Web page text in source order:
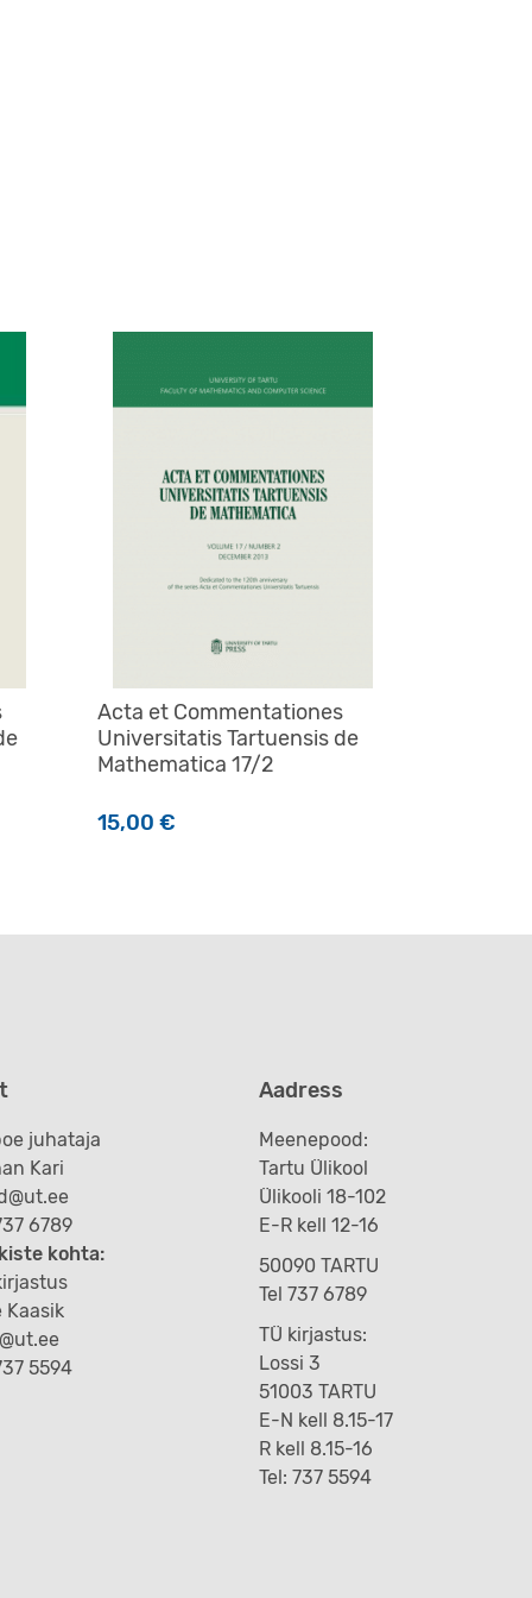
Acta et Commentationes
Universitatis Tartuensis de
Mathematica 17/2
15,00 €
juhataja
Kari
6789
kohta:
Kaasik
5594
Aadress
Meenepood:
Tartu Ülikool
Ülikooli 18-102
E-R kell 12-16
50090 TARTU
Tel 737 6789
TÜ kirjastus:
Lossi 3
51003 TARTU
E-N kell 8.15-17
R kell 8.15-16
Tel: 737 5594